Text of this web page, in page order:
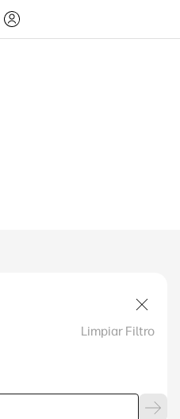
Limpiar Filtro